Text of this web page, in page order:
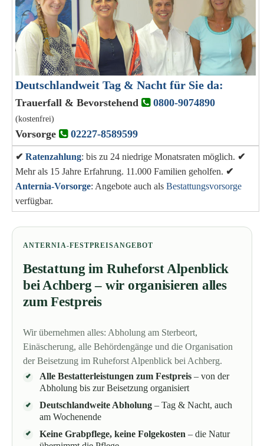
Deutschlandweit Tag & Nacht für Sie da:
Trauerfall & Bevorstehend 0800-9074890
(kostenfrei)
Vorsorge 02227-8589599
✔ Ratenzahlung: bis zu 24 niedrige Monatsraten möglich. ✔
Mehr als 15 Jahre Erfahrung. 11.000 Familien geholfen. ✔
Anternia-Vorsorge: Angebote auch als Bestattungsvorsorge
verfügbar.
ANTERNIA-FESTPREISANGEBOT
Bestattung im Ruheforst Alpenblick
bei Achberg – wir organisieren alles
zum Festpreis
Wir übernehmen alles: Abholung am Sterbeort,
Einäscherung, alle Behördengänge und die Organisation
der Beisetzung im Ruheforst Alpenblick bei Achberg.
Alle Bestatterleistungen zum Festpreis– von der
Abholung bis zur Beisetzung organisiert
Deutschlandweite Abholung– Tag & Nacht, auch
am Wochenende
Keine Grabpflege, keine Folgekosten – die Natur